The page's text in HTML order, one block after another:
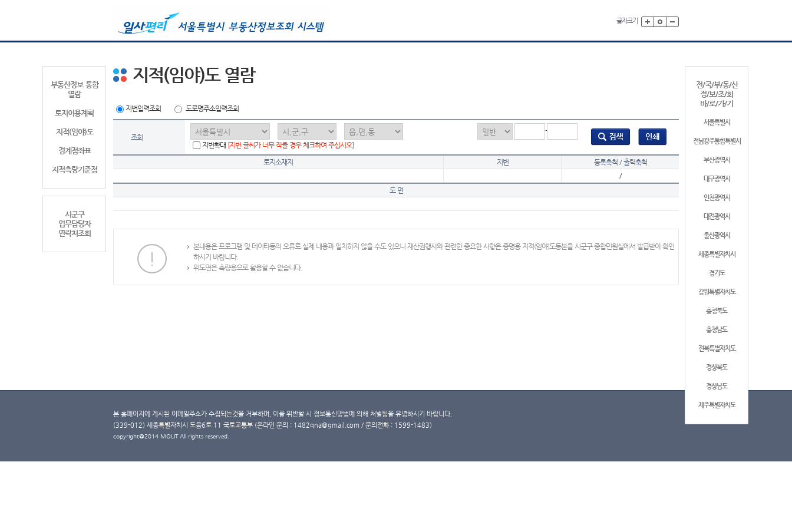
글자크기
부동산정보 통합
열람
토지이용계획
지적(임야)도
경계점좌표
지적측량기준점
시군구
업무담당자
연락처조회
전/국/부/동/산
정/보/조/회
바/로/가/기
서울특별시
전남광주통합특별시
부산광역시
대구광역시
인천광역시
대전광역시
울산광역시
세종특별자치시
경기도
강원특별자치도
충청북도
충청남도
전북특별자치도
경상북도
경상남도
제주특별자치도
지적(임야)도 열람
지번입력조회 도로명주소입력조회
조회
-
지번확대 [지번 글씨가 너무 작을 경우 체크하여 주십시오]
토지소재지 지번
등록축척 / 출력축척
/
도 면
본내용은 프로그램 및 데이타등의 오류로 실제 내용과 일치하지 않을 수도 있으니 재산권행사와 관련한 중요한 사항은 증명용 지적(임야)도등본을 시군구 종합민원실에서 발급받아 확인
하시기 바랍니다.
위도면은 측량용으로 활용할 수 없습니다.
본 홈페이지에 게시된 이메일주소가 수집되는것을 거부하며, 이를 위반할 시 정보통신망법에 의해 처벌됨을 유념하시기 바랍니다.
(339-012) 세종특별자치시 도움6로 11 국토교통부 (온라인 문의 : 1482qna@gmail.com / 문의전화 : 1599-1483)
copyright@2014 MOLIT All rights reserved.